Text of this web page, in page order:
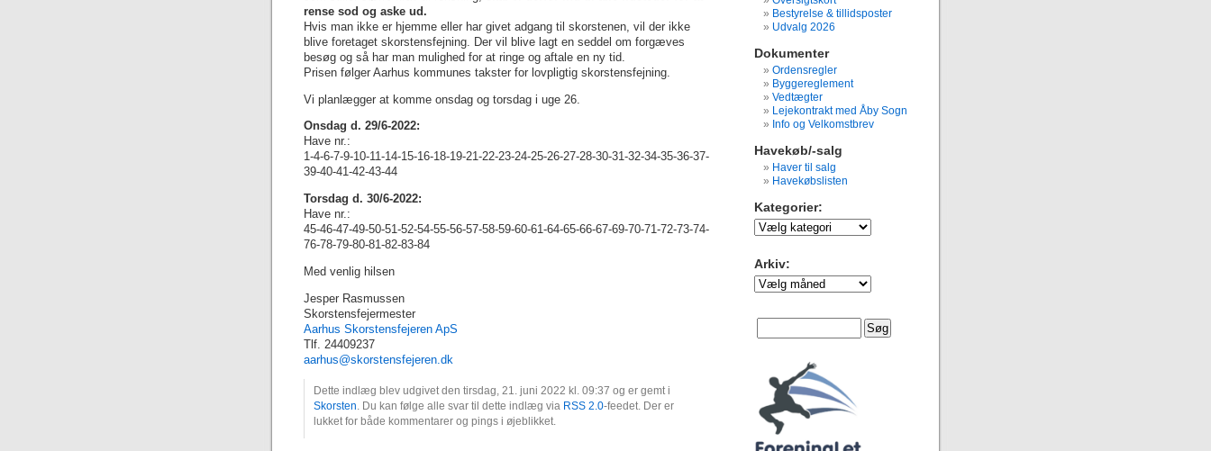
rense sod og aske ud.
Hvis man ikke er hjemme eller har givet adgang til skorstenen, vil der ikke
blive foretaget skorstensfejning. Der vil blive lagt en seddel om forgæves
besøg og så har man mulighed for at ringe og aftale en ny tid.
Prisen følger Aarhus kommunes takster for lovpligtig skorstensfejning.
Vi planlægger at komme onsdag og torsdag i uge 26.
Onsdag d. 29/6-2022:
Have nr.:
1-4-6-7-9-10-11-14-15-16-18-19-21-22-23-24-25-26-27-28-30-31-32-34-35-36-37-
39-40-41-42-43-44
Torsdag d. 30/6-2022:
Have nr.:
45-46-47-49-50-51-52-54-55-56-57-58-59-60-61-64-65-66-67-69-70-71-72-73-74-
76-78-79-80-81-82-83-84
Med venlig hilsen
Jesper Rasmussen
Skorstensfejermester
Aarhus Skorstensfejeren ApS
Tlf. 24409237
aarhus@skorstensfejeren.dk
Dette indlæg blev udgivet den tirsdag, 21. juni 2022 kl. 09:37 og er gemt i
Skorsten . Du kan følge alle svar til dette indlæg via RSS 2.0-feedet. Der er
lukket for både kommentarer og pings i øjeblikket.
Bestyrelse & tillidsposter
Udvalg 2026
Dokumenter
Ordensregler
Byggereglement
Vedtægter
Lejekontrakt med Åby Sogn
Info og Velkomstbrev
Havekøb/-salg
Haver til salg
Havekøbslisten
Kategorier:
Kategorier:
Arkiv:
Arkiv: